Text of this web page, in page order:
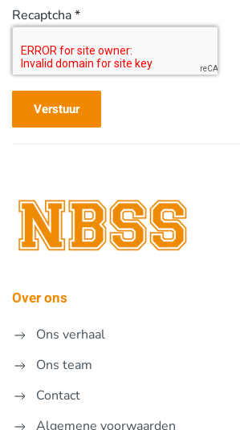
Recaptcha*
Verstuur
Over ons
Ons verhaal
Ons team
Contact
Algemene voorwaarden